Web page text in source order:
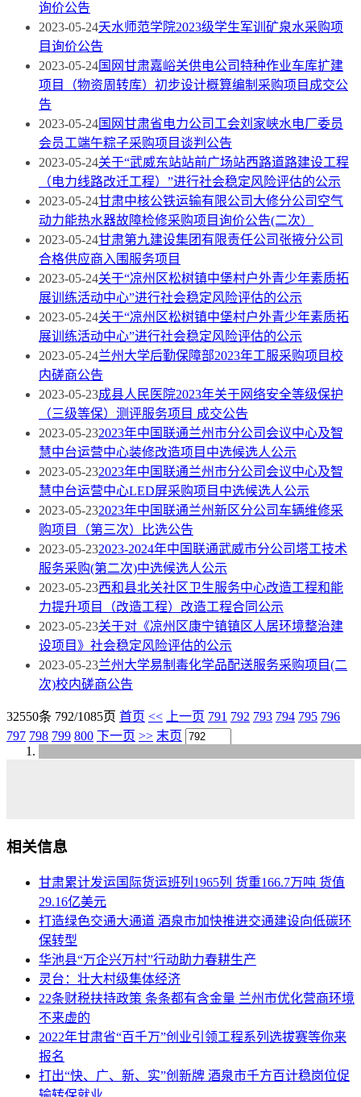
询价公告
2023-05-24天水师范学院2023级学生军训矿泉水采购项
目询价公告
2023-05-24国网甘肃嘉峪关供电公司特种作业车库扩建
项目（物资周转库）初步设计概算编制采购项目成交公
告
2023-05-24国网甘肃省电力公司工会刘家峡水电厂委员
会员工端午粽子采购项目谈判公告
2023-05-24关于“武威东站站前广场站西路道路建设工程
（电力线路改迁工程）”进行社会稳定风险评估的公示
2023-05-24甘肃中核公铁运输有限公司大修分公司空气
动力能热水器故障检修采购项目询价公告(二次）
2023-05-24甘肃第九建设集团有限责任公司张掖分公司
合格供应商入围服务项目
2023-05-24关于“凉州区松树镇中堡村户外青少年素质拓
展训练活动中心”进行社会稳定风险评估的公示
2023-05-24关于“凉州区松树镇中堡村户外青少年素质拓
展训练活动中心”进行社会稳定风险评估的公示
2023-05-24兰州大学后勤保障部2023年工服采购项目校
内磋商公告
2023-05-23成县人民医院2023年关于网络安全等级保护
（三级等保）测评服务项目 成交公告
2023-05-232023年中国联通兰州市分公司会议中心及智
慧中台运营中心装修改造项目中选候选人公示
2023-05-232023年中国联通兰州市分公司会议中心及智
慧中台运营中心LED屏采购项目中选候选人公示
2023-05-232023年中国联通兰州新区分公司车辆维修采
购项目（第三次）比选公告
2023-05-232023-2024年中国联通武威市分公司塔工技术
服务采购(第二次)中选候选人公示
2023-05-23西和县北关社区卫生服务中心改造工程和能
力提升项目（改造工程）改造工程合同公示
2023-05-23关于对《凉州区康宁镇镇区人居环境整治建
设项目》社会稳定风险评估的公示
2023-05-23兰州大学易制毒化学品配送服务采购项目(二
次)校内磋商公告
32550条 792/1085页 首页 << 上一页 791 792 793 794 795 796
797 798 799 800 下一页 >> 末页
相关信息
甘肃累计发运国际货运班列1965列 货重166.7万吨 货值
29.16亿美元
打造绿色交通大通道 酒泉市加快推进交通建设向低碳环
保转型
华池县“万企兴万村”行动助力春耕生产
灵台：壮大村级集体经济
22条财税扶持政策 条条都有含金量 兰州市优化营商环境
不来虚的
2022年甘肃省“百千万”创业引领工程系列选拔赛等你来
报名
打出“快、广、新、实”创新牌 酒泉市千方百计稳岗位促